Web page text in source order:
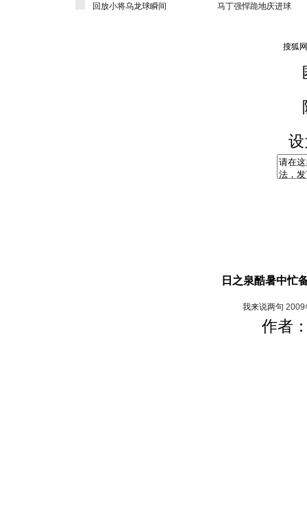
回放小将乌龙球瞬间
马丁强悍跪地庆进球
日之泉酷暑中忙
我来说两句 2009
作者